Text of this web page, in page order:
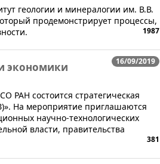
геологии и минералогии им. В.В.
продемонстрирует процессы,
1987
16/09/2019
экономики
РАН состоится стратегическая
На мероприятие приглашаются
научно-технологических
власти, правительства
381